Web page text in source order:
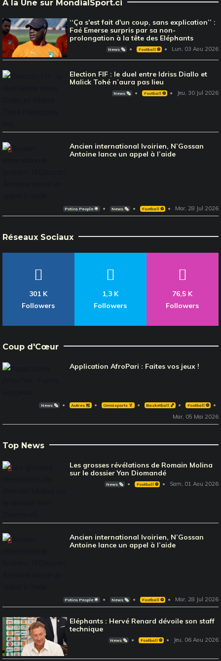
À la Une sur MondialSport.ci
‘‘Ça s'est fait d'un coup, sans explication’’ :
Faé Emerse surpris par sa non-
prolongation à la tête des Eléphants
News 🗞️ Football ⚽️ Lun, 03 Aou 2026
Election FIF : le duel entre Idriss Diallo et
Malick Tohé n’aura pas lieu
News 🗞️ Football ⚽️ Jeu, 30 Jul 2026
Ancien international Ivoirien, N’Gossan
Antoine lance un appel à l’aide
Potins People 🌟 News 🗞️ Football ⚽️ Mar, 28 Jul 2026
Réseaux Sociaux
301 K
Followers
1,3 K
Followers
76,5 K
Followers
Coup d'Cœur
Application AfroPari : Faites vos jeux !
News 🗞️ Autres 🎽 Omnisports 🏅 Basketball 🏀 Football ⚽️
Mar, 05 Mai 2026
Top News
Les grosses révélations de Romain Molina
sur le dossier Yan Diomandé
News 🗞️ Football ⚽️ Sam, 01 Aou 2026
Ancien international Ivoirien, N’Gossan
Antoine lance un appel à l’aide
Potins People 🌟 News 🗞️ Football ⚽️ Mar, 28 Jul 2026
Eléphants : Hervé Renard dévoile son staff
technique
News 🗞️ Football ⚽️ Jeu, 06 Aou 2026